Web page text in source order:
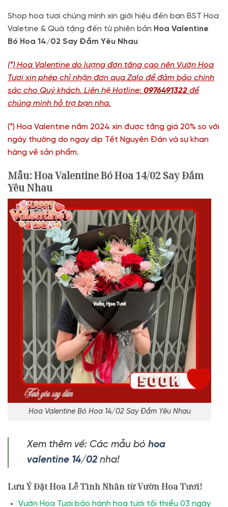
Shop hoa tươi chúng mình xin giới hiệu đến bạn BST Hoa
Valetine & Quà tặng đến từ phiên bản Hoa Valentine
Bó Hoa 14/02 Say Đắm Yêu Nhau
(*) Hoa Valentine do lượng đơn tăng cao nên Vườn Hoa
Tươi xin phép chỉ nhận đơn qua Zalo để đảm bảo chính
sác cho Quý khách. Liên hệ Hotline: 0976491322 để
chúng mình hỗ trợ bạn nha.
(*) Hoa Valentine năm 2024 xin được tăng giá 20% so với
ngày thường do ngay dịp Tết Nguyên Đán và sự khan
hàng về sản phẩm.
Mẫu: Hoa Valentine Bó Hoa 14/02 Say Đắm
Yêu Nhau
Hoa Valentine Bó Hoa 14/02 Say Đắm Yêu Nhau
Xem thêm về: Các mẫu bó hoa
valentine 14/02 nha!
Lưu Ý Đặt Hoa Lễ Tình Nhân từ Vườn Hoa Tươi!
Vườn Hoa Tươi bảo hành hoa tươi tối thiểu 03 ngày